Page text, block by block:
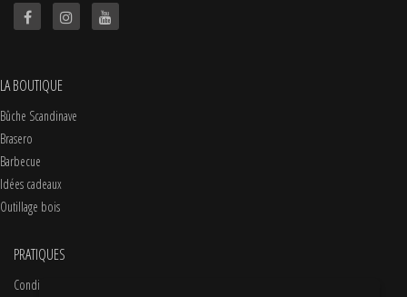
LA BOUTIQUE
Bûche Scandinave
Brasero
Barbecue
Idées cadeaux
Outillage bois
PRATIQUES
Conditions d'utilisations